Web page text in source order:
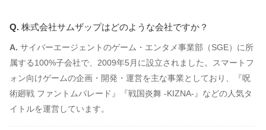
株式会社サムザップはどのような会社ですか？
サイバーエージェントのゲーム・エンタメ事業部（SGE）に所
属する100%子会社で、2009年5月に設立されました。スマートフ
ォン向けゲームの企画・開発・運営を主な事業としており、『呪
術廻戦 ファントムパレード』『戦国炎舞 -KIZNA-』などの人気タ
イトルを運営しています。